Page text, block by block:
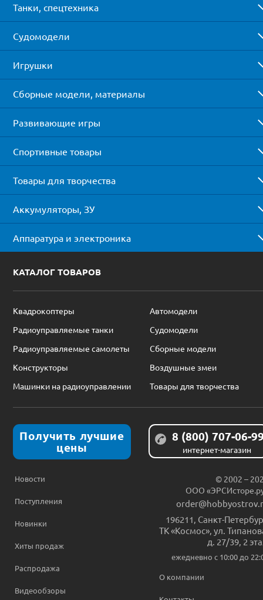
Танки, спецтехника
Судомодели
Игрушки
Сборные модели, материалы
Развивающие игры
Спортивные товары
Товары для творчества
Аккумуляторы, ЗУ
Аппаратура и электроника
КАТАЛОГ ТОВАРОВ
Квадрокоптеры
Автомодели
Радиоуправляемые танки
Судомодели
Радиоуправляемые самолеты
Сборные модели
Конструкторы
Воздушные змеи
Машинки на радиоуправлении
Товары для творчества
Получить лучшие
цены
8 (800) 707-06-
интернет-магазин
Новости
Поступления
Новинки
Хиты продаж
Распродажа
Видеообзоры
© 2002 –
ООО
196211 Санкт-
ТК «Космос», ул.
д. 27/39, 2
ежедневно c 10:00 до
О компании